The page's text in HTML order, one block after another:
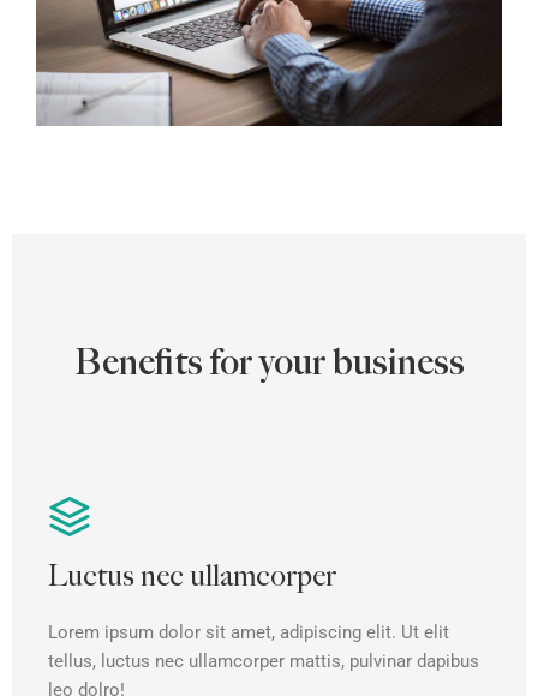
Benefits for your business
Luctus nec ullamcorper
Lorem ipsum dolor sit amet, adipiscing elit. Ut elit
tellus, luctus nec ullamcorper mattis, pulvinar dapibus
leo dolro!